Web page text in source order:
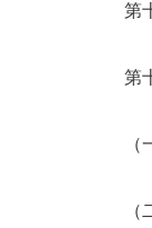
第
第